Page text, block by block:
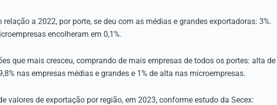
a 2022, por porte, se deu com as médias e grandes exportadoras: 3%.
encolheram em 0,1%.
que mais cresceu, comprando de mais empresas de todos os portes: alta de
nas empresas médias e grandes e 1% de alta nas microempresas.
valores de exportação por região, em 2023, conforme estudo da Secex: